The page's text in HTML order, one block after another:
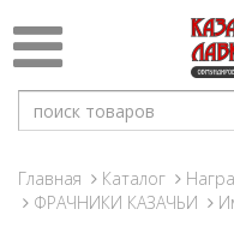
Главная Каталог
ФРАЧНИКИ КАЗАЧЬИ